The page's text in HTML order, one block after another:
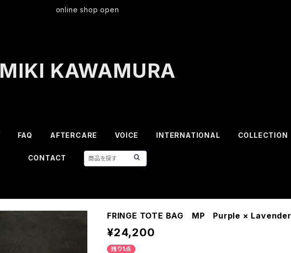
online shop open
MIKI KAWAMURA
FAQ AFTERCARE VOICE INTERNATIONAL COLLECTION
CONTACT
FRINGE TOTE BAG MP Purple × Lavender
¥24,200
残り1点